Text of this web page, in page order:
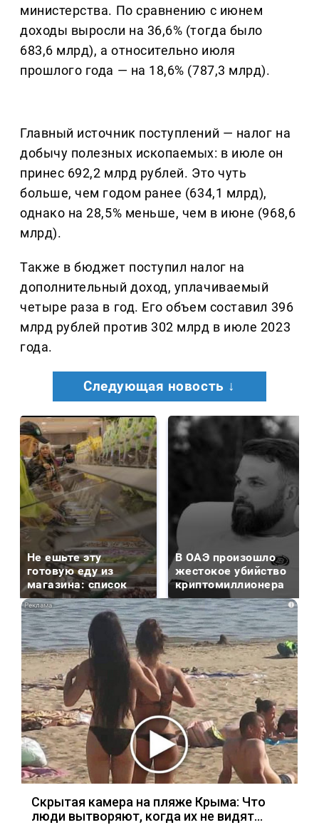
министерства. По сравнению с июнем
доходы выросли на 36,6% (тогда было
683,6 млрд), а относительно июля
прошлого года — на 18,6% (787,3 млрд).
Главный источник поступлений — налог на
добычу полезных ископаемых: в июле он
принес 692,2 млрд рублей. Это чуть
больше, чем годом ранее (634,1 млрд),
однако на 28,5% меньше, чем в июне (968,6
млрд).
Также в бюджет поступил налог на
дополнительный доход, уплачиваемый
четыре раза в год. Его объем составил 396
млрд рублей против 302 млрд в июле 2023
года.
Следующая новость ↓
Не ешьте эту
готовую еду из
магазина: список
В ОАЭ произошло
жестокое убийство
криптомиллионера
i
Скрытая камера на пляже Крыма: Что
люди вытворяют, когда их не видят...